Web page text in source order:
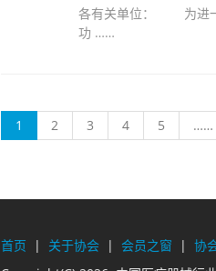
各有关单位： 为进一
功 ……
1 (current)
2 3 4 5 ……
首页 | 关于协会 | 会员之窗 | 协